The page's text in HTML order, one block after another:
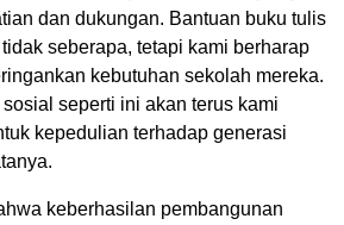
dan dukungan. Bantuan buku tulis
seberapa, tetapi kami berharap
kebutuhan sekolah mereka.
seperti ini akan terus kami
kepedulian terhadap generasi
keberhasilan pembangunan